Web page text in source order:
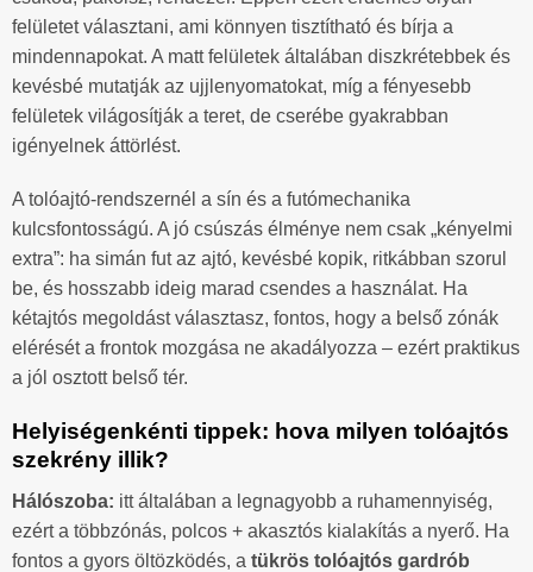
felületet választani, ami könnyen tisztítható és bírja a
mindennapokat. A matt felületek általában diszkrétebbek és
kevésbé mutatják az ujjlenyomatokat, míg a fényesebb
felületek világosítják a teret, de cserébe gyakrabban
igényelnek áttörlést.
A tolóajtó-rendszernél a sín és a futómechanika
kulcsfontosságú. A jó csúszás élménye nem csak „kényelmi
extra”: ha simán fut az ajtó, kevésbé kopik, ritkábban szorul
be, és hosszabb ideig marad csendes a használat. Ha
kétajtós megoldást választasz, fontos, hogy a belső zónák
elérését a frontok mozgása ne akadályozza – ezért praktikus
a jól osztott belső tér.
Helyiségenkénti tippek: hova milyen tolóajtós
szekrény illik?
Hálószoba: itt általában a legnagyobb a ruhamennyiség,
ezért a többzónás, polcos + akasztós kialakítás a nyerő. Ha
fontos a gyors öltözködés, a tükrös tolóajtós gardrób